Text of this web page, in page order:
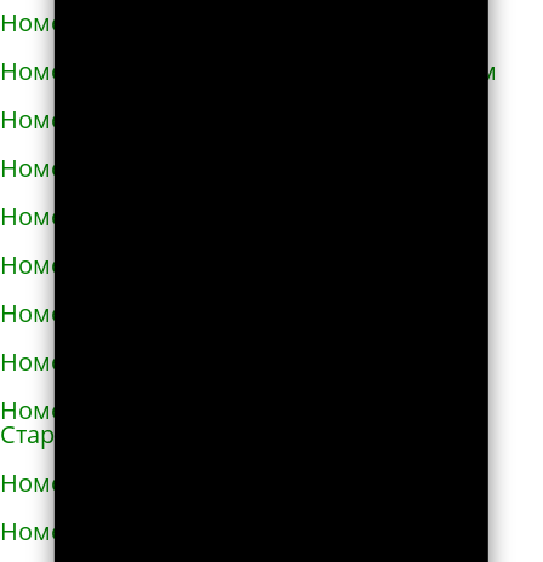
Номера телефонов такси в Славутиче
Номера телефонов такси в Слобожанском
Номера телефонов такси в Смеле
Номера телефонов такси в Снигирёвке
Номера телефонов такси в Снятыне
Номера телефонов такси в Сокале
Номера телефонов такси в Солоницевке
Номера телефонов такси в Сосновке
Номера телефонов такси в
Староконстантинове
Номера телефонов такси в Стебнике
Номера телефонов такси в Стрые